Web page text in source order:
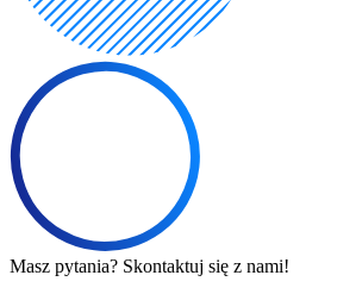
Masz pytania? Skontaktuj się z nami!